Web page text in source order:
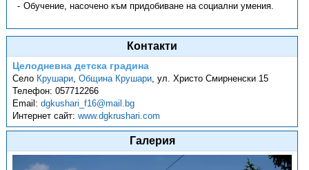
Обучение, насочено към придобиване на социални умения.
Контакти
Целодневна детска градина
Село Крушари,Община Крушари,ул. Христо Смирненски 15
Телефон:057712266
Email:dgkushari_f16@mail.bg
Интернет сайт:www.dgkrushari.com
Галерия